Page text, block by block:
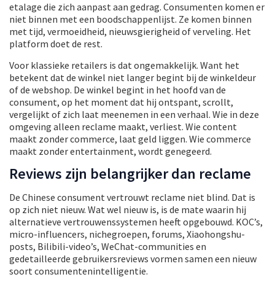
etalage die zich aanpast aan gedrag. Consumenten komen er
niet binnen met een boodschappenlijst. Ze komen binnen
met tijd, vermoeidheid, nieuwsgierigheid of verveling. Het
platform doet de rest.
Voor klassieke retailers is dat ongemakkelijk. Want het
betekent dat de winkel niet langer begint bij de winkeldeur
of de webshop. De winkel begint in het hoofd van de
consument, op het moment dat hij ontspant, scrollt,
vergelijkt of zich laat meenemen in een verhaal. Wie in deze
omgeving alleen reclame maakt, verliest. Wie content
maakt zonder commerce, laat geld liggen. Wie commerce
maakt zonder entertainment, wordt genegeerd.
Reviews zijn belangrijker dan reclame
De Chinese consument vertrouwt reclame niet blind. Dat is
op zich niet nieuw. Wat wel nieuw is, is de mate waarin hij
alternatieve vertrouwenssystemen heeft opgebouwd. KOC’s,
micro-influencers, nichegroepen, forums, Xiaohongshu-
posts, Bilibili-video’s, WeChat-communities en
gedetailleerde gebruikersreviews vormen samen een nieuw
soort consumentenintelligentie.